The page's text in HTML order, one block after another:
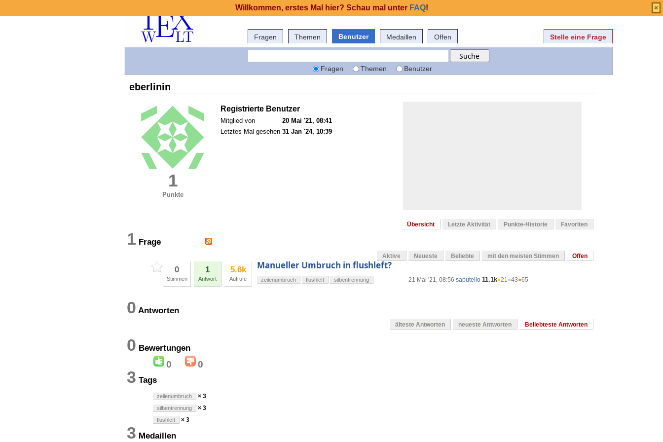
Fragen Themen Benutzer Medaillen Offen Stelle eine Frage
Fragen Themen Benutzer
eberlinin
1
Punkte
Registrierte Benutzer
Mitglied von
20 Mai '21, 08:41
Letztes Mal gesehen 31 Jan '24, 10:39
Übersicht Letzte Aktivität Punkte-Historie Favoriten
1 Frage
Aktive Neueste Beliebte mit den meisten Stimmen Offen
0
Stimmen
1
Antwort
5.6k
Aufrufe
Manueller Umbruch in flushleft?
21 Mai '21, 08:56 saputello 11.1k●21●43●65
zeilenumbruch flushleft silbentrennung
0 Antworten
älteste Antworten neueste Antworten Beliebteste Antworten
0 Bewertungen
0 0
3 Tags
zeilenumbruch × 3
silbentrennung × 3
flushleft × 3
3 Medaillen
Willkommen, erstes Mal hier? Schau mal unter FAQ! ×